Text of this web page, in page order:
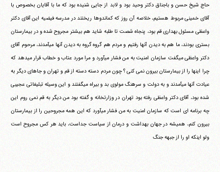
حاج شیخ حسن و باجناق دکتر وحید بود و لابد از جایی شنیده بود که ما با آقایان بخصوص با
آقای خمینی مربوط هستیم، خلاصه آن روز که کماندوها ریختند در مدرسه فیضیه این آقای دکتر
واعظی مسئول بهداری قم بود، پنجاه شصت تا طلبه شاید هم بیشتر مجروح شده و در بیمارستان
بستری بودند، ما هم به دیدن آنها رفتیم و مردم هم گروه گروه به دیدن آنها می‎آمدند، مرحوم آقای
دکتر واعظی می‎گفت سازمان امنیت به من فشار می‎آورد و مرا مورد عتاب و خطاب قرار می‎دهد که
چرا اینها را از بیمارستان بیرون نمی کنی ؟ چون مردم دسته دسته از قم و تهران و جاهای دیگر به
عیادت آنها می‎آمدند و به دولت و سرهنگ مولوی بد و بیراه می‎گفتند و این وسیله تبلیغاتی عجیبی
شده بود، آقای دکتر واعظی رفته بود تهران در وزارتخانه و گفته بود من دیگر به قم نمی روم این
چه برنامه ای است که سازمان امنیت به من فشار می‎آورد که این همه مجروحین را از بیمارستان
بیرون کنم، همیشه در جهان بهداشت و درمان از سیاست جداست، باید هر کس مجروح است
ولو اینکه او را از جبهه جنگ